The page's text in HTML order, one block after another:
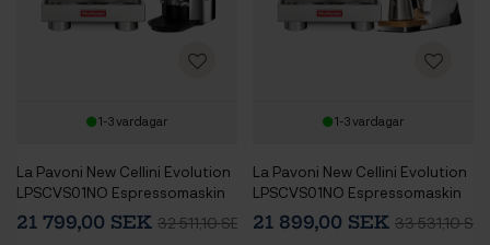
1-3 vardagar
La Pavoni New Cellini Evolution
LPSCVS01NO Espressomaskin
Inkl. Mahlkönig X54
Espressokvarn Chrome
21 799,00 SEK 32 511,10 SEK
1-3 vardagar
La Pavoni New Cellini Evolution
LPSCVS01NO Espressomaskin
Inkl. Eureka Mignon Zero 65
Speedy Chrome Espressokvarn
21 899,00 SEK 33 531,10